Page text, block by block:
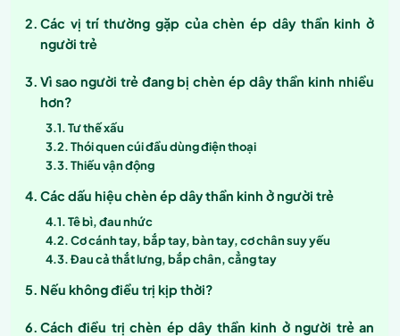
Các vị trí thường gặp của chèn ép dây thần kinh ở
người trẻ
Vì sao người trẻ đang bị chèn ép dây thần kinh nhiều
hơn?
Tư thế xấu
Thói quen cúi đầu dùng điện thoại
Thiếu vận động
Các dấu hiệu chèn ép dây thần kinh ở người trẻ
Tê bì, đau nhức
Cơ cánh tay, bắp tay, bàn tay, cơ chân suy yếu
Đau cả thắt lưng, bắp chân, cẳng tay
Nếu không điều trị kịp thời?
Cách điều trị chèn ép dây thần kinh ở người trẻ an